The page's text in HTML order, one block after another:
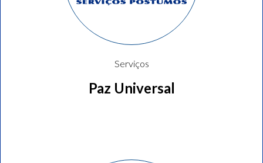
Serviços
Paz Universal